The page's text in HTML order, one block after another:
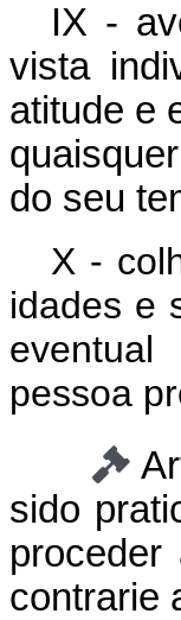
IX -
vista
atitude e
do seu
X -
idades e
eventual
pessoa
sido
contrarie